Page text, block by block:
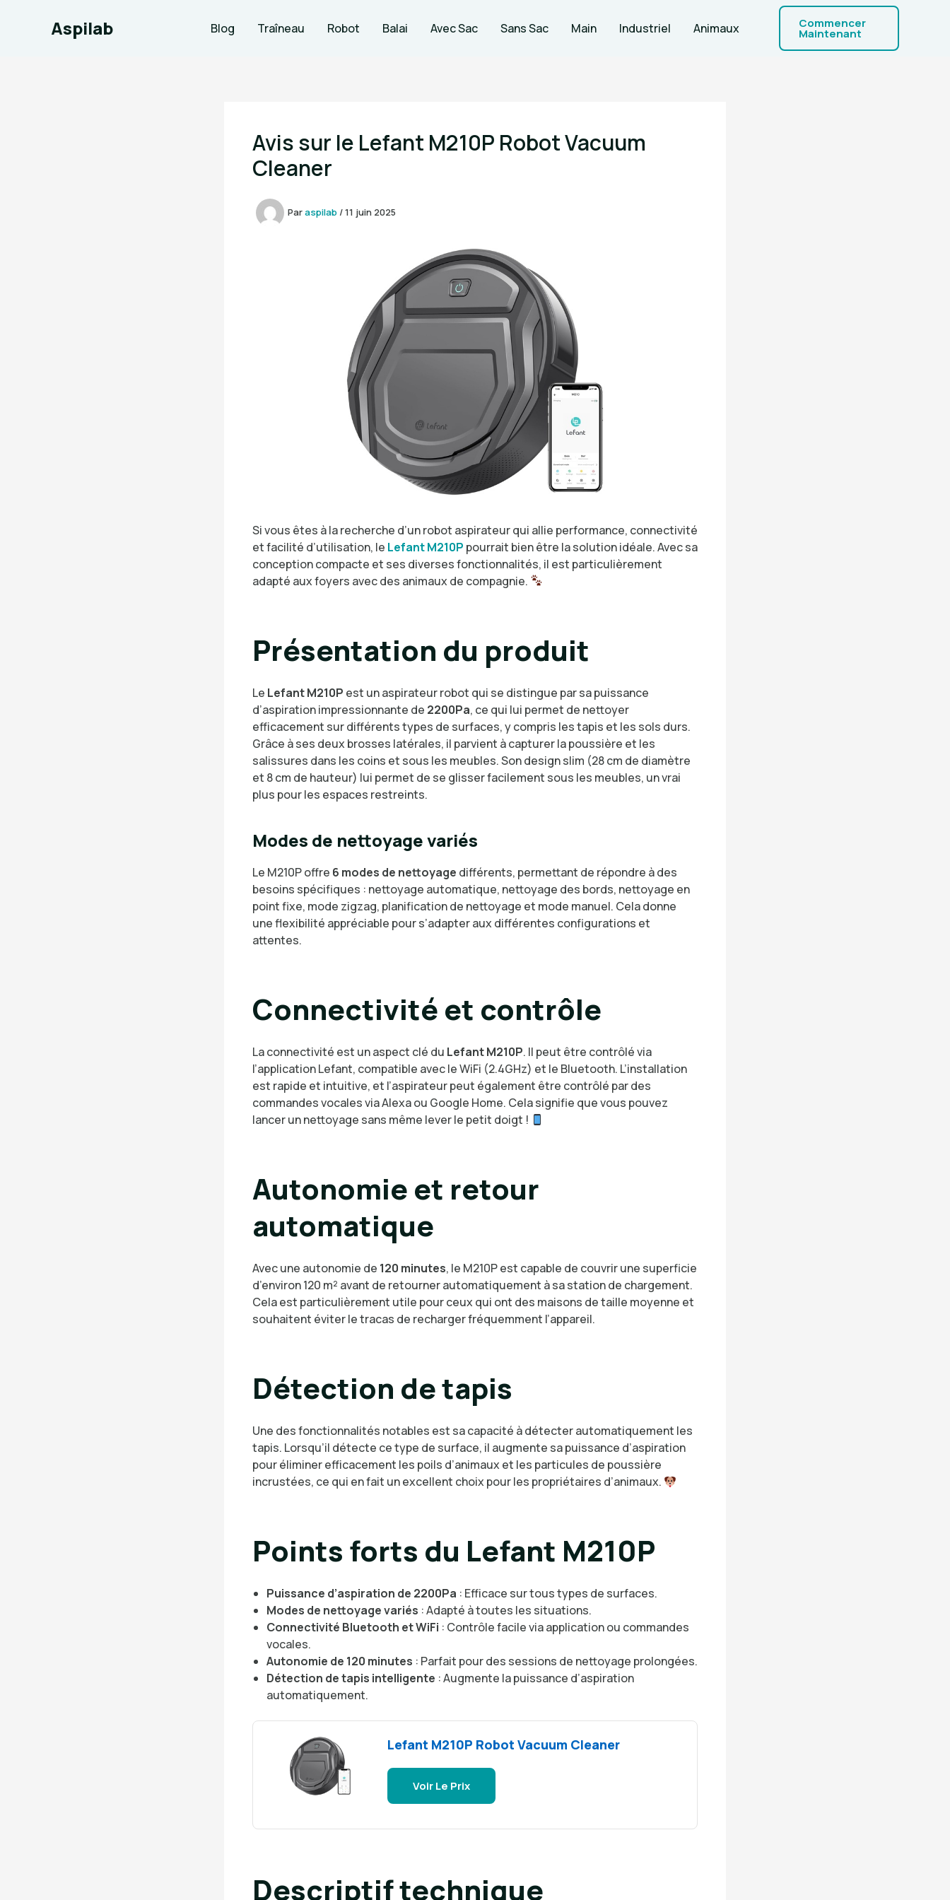
Aspilab Blog Traîneau Robot Balai Avec Sac Sans Sac Main Industriel Animaux Commencer
Maintenant
Avis sur le Lefant M210P Robot Vacuum
Cleaner
Paraspilab /11 juin 2025
Si vous êtes à la recherche d’un robot aspirateur qui allie performance, connectivité
et facilité d’utilisation, le Lefant M210P pourrait bien être la solution idéale. Avec sa
conception compacte et ses diverses fonctionnalités, il est particulièrement
adapté aux foyers avec des animaux de compagnie.
Présentation du produit
Le Lefant M210P est un aspirateur robot qui se distingue par sa puissance
d’aspiration impressionnante de 2200Pa, ce qui lui permet de nettoyer
efficacement sur différents types de surfaces, y compris les tapis et les sols durs.
Grâce à ses deux brosses latérales, il parvient à capturer la poussière et les
salissures dans les coins et sous les meubles. Son design slim (28 cm de diamètre
et 8 cm de hauteur) lui permet de se glisser facilement sous les meubles, un vrai
plus pour les espaces restreints.
Modes de nettoyage variés
Le M210P offre 6 modes de nettoyage différents, permettant de répondre à des
besoins spécifiques : nettoyage automatique, nettoyage des bords, nettoyage en
point fixe, mode zigzag, planification de nettoyage et mode manuel. Cela donne
une flexibilité appréciable pour s’adapter aux différentes configurations et
attentes.
Connectivité et contrôle
La connectivité est un aspect clé du Lefant M210P. Il peut être contrôlé via
l’application Lefant, compatible avec le WiFi (2.4GHz) et le Bluetooth. L’installation
est rapide et intuitive, et l’aspirateur peut également être contrôlé par des
commandes vocales via Alexa ou Google Home. Cela signifie que vous pouvez
lancer un nettoyage sans même lever le petit doigt !
Autonomie et retour
automatique
Avec une autonomie de 120 minutes, le M210P est capable de couvrir une superficie
d’environ 120 m² avant de retourner automatiquement à sa station de chargement.
Cela est particulièrement utile pour ceux qui ont des maisons de taille moyenne et
souhaitent éviter le tracas de recharger fréquemment l’appareil.
Détection de tapis
Une des fonctionnalités notables est sa capacité à détecter automatiquement les
tapis. Lorsqu’il détecte ce type de surface, il augmente sa puissance d’aspiration
pour éliminer efficacement les poils d’animaux et les particules de poussière
incrustées, ce qui en fait un excellent choix pour les propriétaires d’animaux.
Points forts du Lefant M210P
Puissance d’aspiration de 2200Pa : Efficace sur tous types de surfaces.
Modes de nettoyage variés : Adapté à toutes les situations.
Connectivité Bluetooth et WiFi : Contrôle facile via application ou commandes
vocales.
Autonomie de 120 minutes : Parfait pour des sessions de nettoyage prolongées.
Détection de tapis intelligente : Augmente la puissance d’aspiration
automatiquement.
Lefant M210P Robot Vacuum Cleaner
Voir Le Prix
Descriptif technique